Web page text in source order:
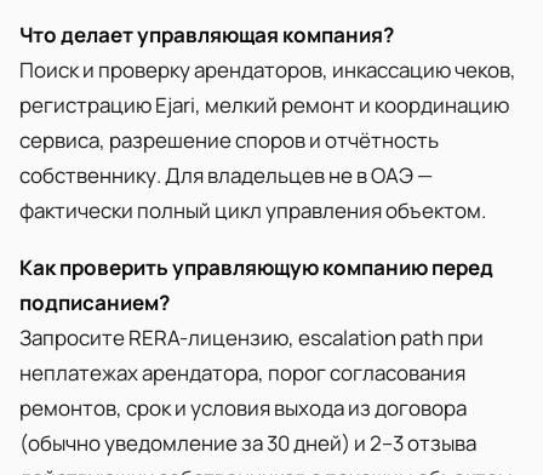
Что делает управляющая компания?
Поиск и проверку арендаторов, инкассацию чеков,
регистрацию Ejari, мелкий ремонт и координацию
сервиса, разрешение споров и отчётность
собственнику. Для владельцев не в ОАЭ —
фактически полный цикл управления объектом.
Как проверить управляющую компанию перед
подписанием?
Запросите RERA-лицензию, escalation path при
неплатежах арендатора, порог согласования
ремонтов, срок и условия выхода из договора
(обычно уведомление за 30 дней) и 2–3 отзыва